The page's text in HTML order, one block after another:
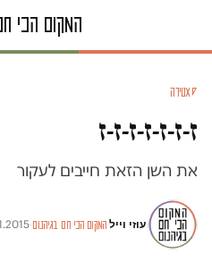
סאטירה
ז-ז-ז-ז-ז-ז-ז
את השן הזאת חייבים לעקור
עוזי וייל·המקום הכי חם בגיהנום·